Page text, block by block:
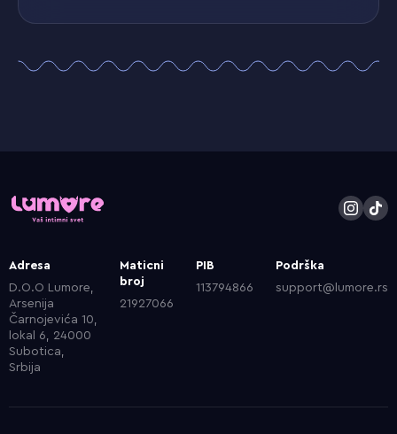
Adresa
D.O.O Lumore,
Arsenija
Čarnojevića 10,
lokal 6, 24000
Subotica,
Srbija
Maticni
broj
21927066
PIB
113794866
Podrška
support@lumore.rs